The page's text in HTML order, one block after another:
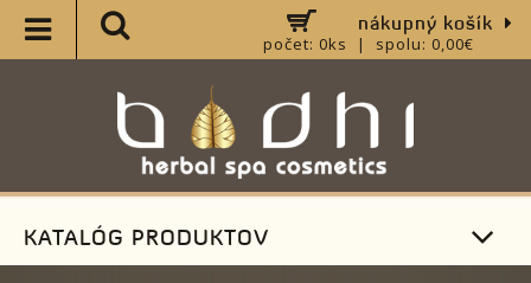
nákupný košík
počet: 0ks | spolu: 0,00€
KATALÓG PRODUKTOV